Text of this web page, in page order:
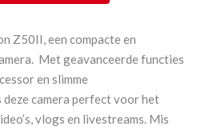
Z50II, een compacte en
Met geavanceerde functies
en slimme
camera perfect voor het
vlogs en livestreams. Mis